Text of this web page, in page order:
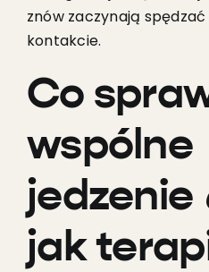
znów zaczynają
kontakcie.
Co
wspólne
jedzenie
jak